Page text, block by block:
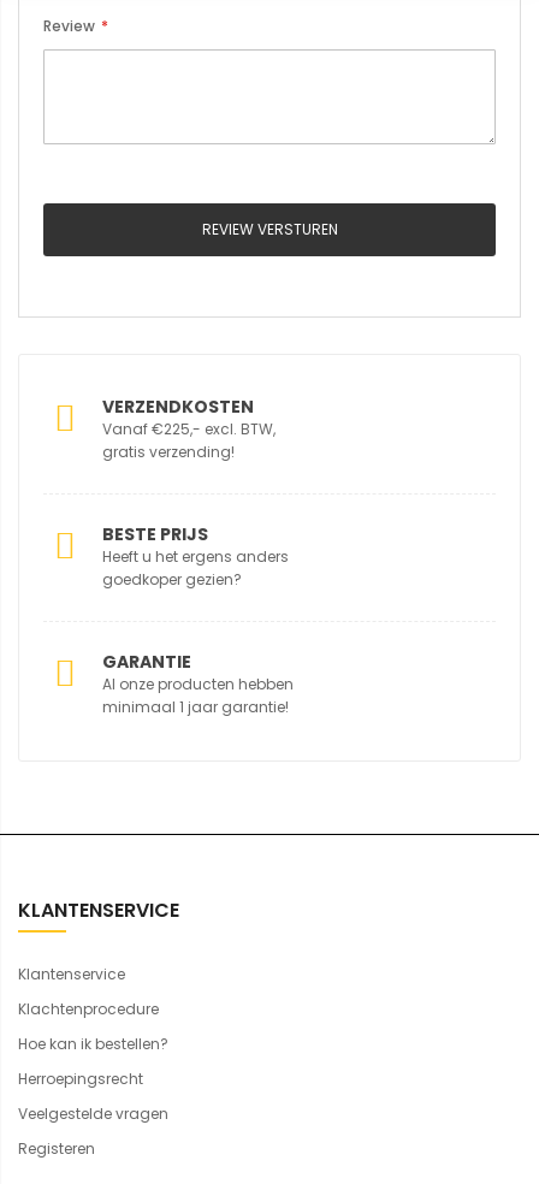
Review
REVIEW VERSTUREN
VERZENDKOSTEN
Vanaf €225,- excl. BTW,
gratis verzending!
BESTE PRIJS
Heeft u het ergens anders
goedkoper gezien?
GARANTIE
Al onze producten hebben
minimaal 1 jaar garantie!
KLANTENSERVICE
Klantenservice
Klachtenprocedure
Hoe kan ik bestellen?
Herroepingsrecht
Veelgestelde vragen
Registeren